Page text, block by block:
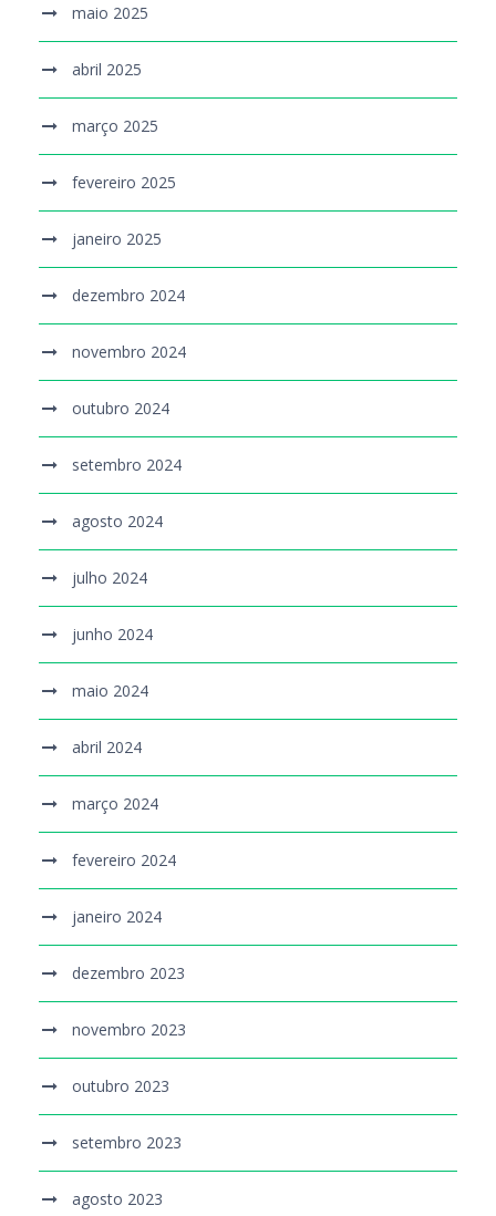
maio 2025
abril 2025
março 2025
fevereiro 2025
janeiro 2025
dezembro 2024
novembro 2024
outubro 2024
setembro 2024
agosto 2024
julho 2024
junho 2024
maio 2024
abril 2024
março 2024
fevereiro 2024
janeiro 2024
dezembro 2023
novembro 2023
outubro 2023
setembro 2023
agosto 2023